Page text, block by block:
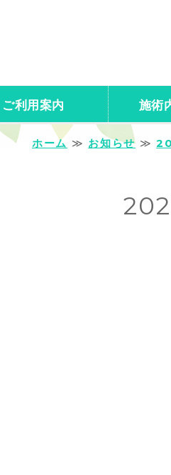
訪問マッサージ・
ご利用案内 施術
ホーム ≫ お知らせ ≫